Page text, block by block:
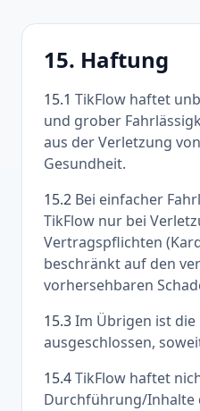
15. Haftung
15.1 TikFlow haftet
und grober
aus der Verletzung
Gesundheit.
15.2 Bei einfacher
TikFlow nur bei
Vertragspflichten
beschränkt auf den
vorhersehbaren
15.3Im Übrigen ist
ausgeschlossen,
15.4TikFlow haftet
Durchführung/Inhalte